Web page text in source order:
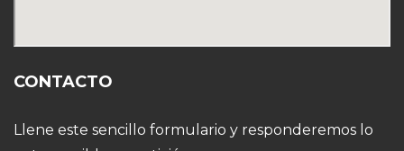
CONTACTO
Llene este sencillo formulario y responderemos lo